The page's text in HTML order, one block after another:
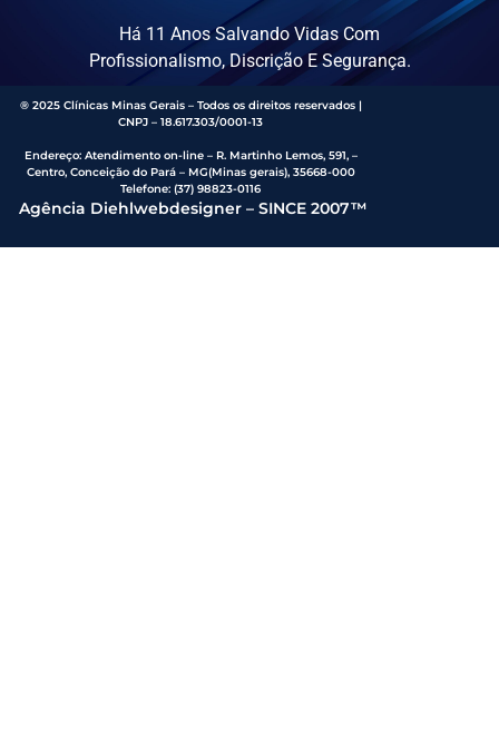
Há 11 Anos Salvando Vidas Com
Profissionalismo, Discrição E Segurança.
® 2025 Clínicas Minas Gerais – Todos os direitos reservados |
CNPJ – 18.617.303/0001-13
Endereço: Atendimento on-line – R. Martinho Lemos, 591, –
Centro, Conceição do Pará – MG(Minas gerais), 35668-000
Telefone:(37) 98823-0116
Agência Diehlwebdesigner – SINCE 2007™